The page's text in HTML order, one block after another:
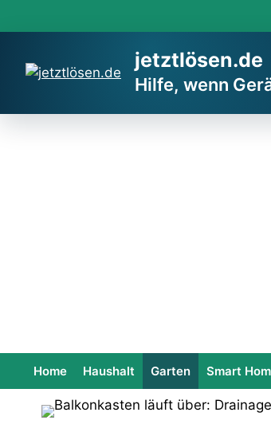
Inhalt
jetztlösen.de
Hilfe, wenn
Home Haushalt Garten Smart